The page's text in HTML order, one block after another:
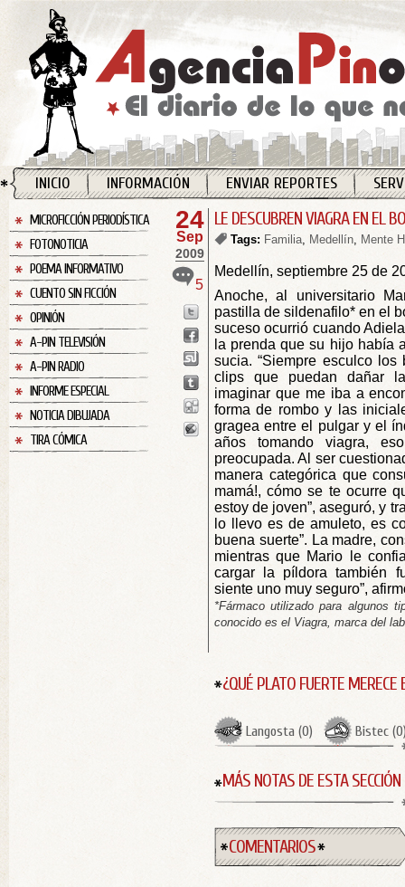
INICIO INFORMACIÓN ENVIAR REPORTES
MICROFICCIÓN PERIODÍSTICA
FOTONOTICIA
POEMA INFORMATIVO
CUENTO SIN FICCIÓN
OPINIÓN
A-PIN TELEVISIÓN
A-PIN RADIO
INFORME ESPECIAL
NOTICIA DIBUJADA
TIRA CÓMICA
24
Sep
2009
5
LE DESCUBREN VIAGRA EN EL
Tags: Familia, Medellín, Mente
Medellín, septiembre 25 de
Anoche, al universitario
pastilla de sildenafilo* en el
suceso ocurrió cuando
la prenda que su hijo había
sucia. “Siempre esculco
clips que puedan dañar
imaginar que me iba a
forma de rombo y las
gragea entre el pulgar y el
años tomando viagra,
preocupada. Al ser
manera categórica que
mamá!, cómo se te ocurre
estoy de joven”, aseguró, y
lo llevo es de amuleto, es
buena suerte”. La madre,
mientras que Mario le
cargar la píldora también
siente uno muy seguro”,
*Fármaco utilizado para algunos
conocido es el Viagra, marca del
¿QUÉ PLATO FUERTE MERECE
Langosta (0) Bistec (0
MÁS NOTAS DE ESTA SECCIÓN
COMENTARIOS